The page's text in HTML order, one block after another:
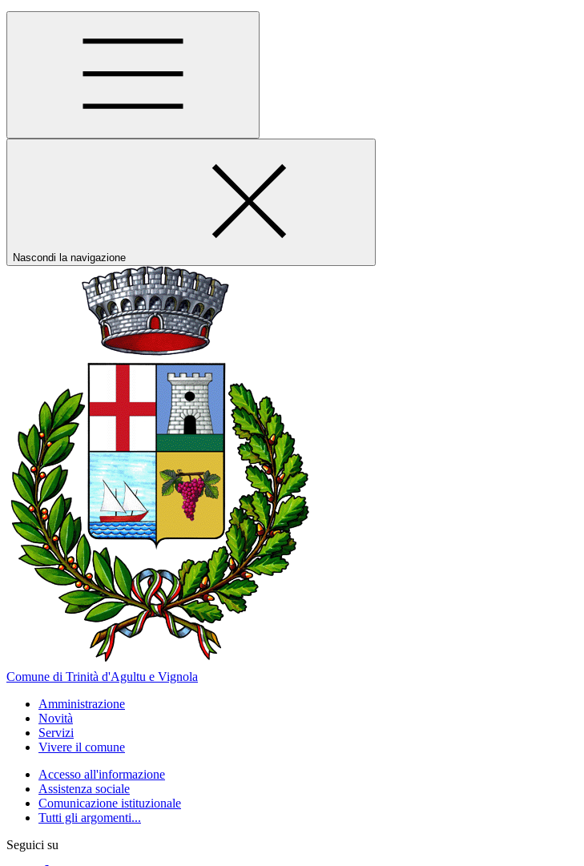
Nascondi la navigazione
Comune di Trinità d'Agultu e Vignola
Amministrazione
Novità
Servizi
Vivere il comune
Accesso all'informazione
Assistenza sociale
Comunicazione istituzionale
Tutti gli argomenti...
Seguici su